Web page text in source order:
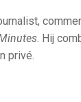
. Hij
privé.